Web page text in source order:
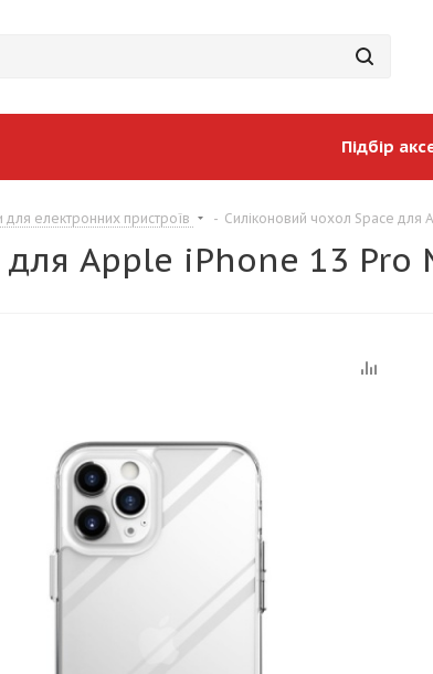
Підбір
для електронних пристроїв - Силіконовий чохол Space для
Apple iPhone 13 Pro